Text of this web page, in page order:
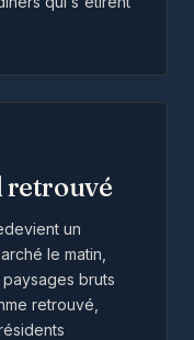
retrouvé
un
le matin,
bruts
retrouvé,